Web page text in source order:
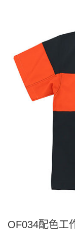
OF034配色工